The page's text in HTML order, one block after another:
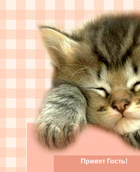
Привет Гость!